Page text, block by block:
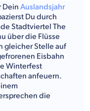
Dein Auslandsjahr
Du durch
Stadtviertel The
über die Flüsse
gleicher Stelle auf
Eisbahn
Winterfest
anfeuern.
die